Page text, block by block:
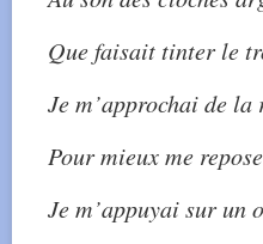
Que faisait tinter le
Je m’approchai de la
Pour mieux me
Je m’appuyai sur un